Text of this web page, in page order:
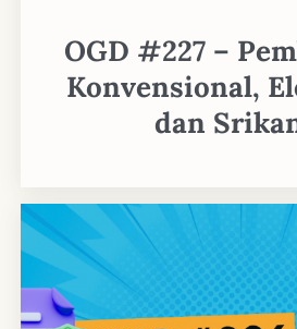
OGD #227 –
Konvensional,
dan